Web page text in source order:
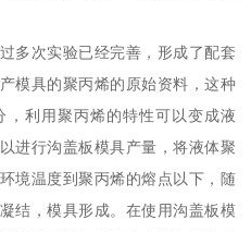
多次实验已经完善，形成了配套
模具的聚丙烯的原始资料，这种
利用聚丙烯的特性可以变成液
进行沟盖板模具产量，将液体聚
境温度到聚丙烯的熔点以下，随
结，模具形成。在使用沟盖板模